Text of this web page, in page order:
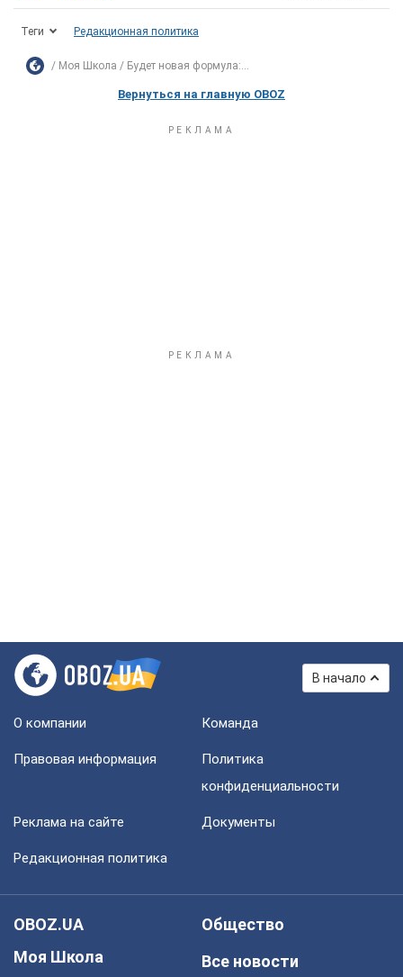
Теги Редакционная политика
Моя Школа Будет новая формула:...
Вернуться на главную OBOZ
В начало
О компании Команда
Правовая информация
Политика
конфиденциальности
Реклама на сайте Документы
Редакционная политика
OBOZ.UA
Моя Школа
Общество
Все новости